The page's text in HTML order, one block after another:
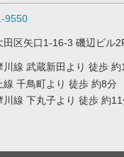
9550
田区矢口1-16-3 磯辺ビル
川線 武蔵新田より 徒歩 約
線 千鳥町より 徒歩 約8分
川線 下丸子より 徒歩 約